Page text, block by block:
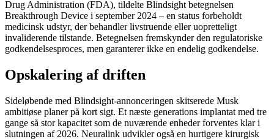
Drug Administration (FDA), tildelte Blindsight betegnelsen
Breakthrough Device i september 2024 – en status forbeholdt
medicinsk udstyr, der behandler livstruende eller uopretteligt
invaliderende tilstande. Betegnelsen fremskynder den regulatoriske
godkendelsesproces, men garanterer ikke en endelig godkendelse.
Opskalering af driften
Sideløbende med Blindsight-annonceringen skitserede Musk
ambitiøse planer på kort sigt. Et næste generations implantat med tre
gange så stor kapacitet som de nuværende enheder forventes klar i
slutningen af 2026. Neuralink udvikler også en hurtigere kirurgisk